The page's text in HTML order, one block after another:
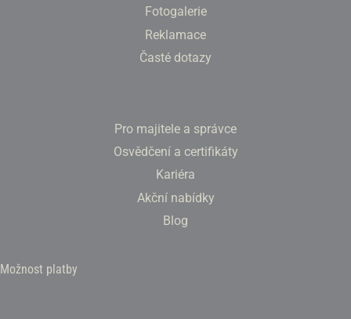
Fotogalerie
Reklamace
Časté dotazy
Pro majitele a správce
Osvědčení a certifikáty
Kariéra
Akční nabídky
Blog
Možnost platby